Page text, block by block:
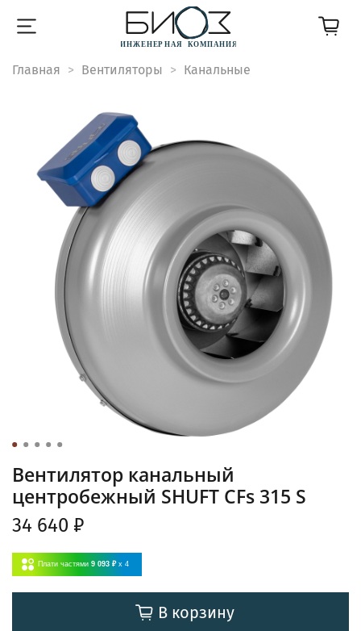
Главная Вентиляторы Канальные
Вентилятор канальный
центробежный SHUFT CFs 315 S
34 640 ₽
Плати частями 9 093 ₽ x 4
В корзину